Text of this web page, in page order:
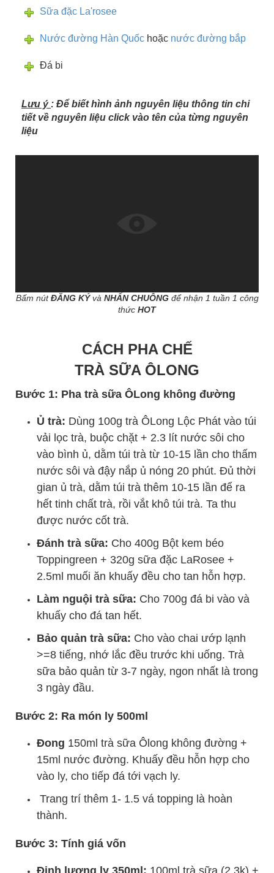
Sữa đặc La'rosee
Nước đường Hàn Quốc hoặc nước đường bắp
Đá bi
Lưu ý : Để biết hình ảnh nguyên liệu thông tin chi
tiết về nguyên liệu click vào tên của từng nguyên
liệu
Bấm nútĐĂNG KÝvà NHẤN CHUÔNG để nhận 1 tuần 1 công
thức HOT
CÁCH PHA CHẾ
TRÀ SỮA ÔLONG
Bước 1: Pha trà sữa ÔLong không đường
Ủ trà: Dùng 100g trà ÔLong Lộc Phát vào túi
vải lọc trà, buộc chặt + 2.3 lít nước sôi cho
vào bình ủ, dằm túi trà từ 10-15 lần cho thấm
nước sôi và đậy nắp ủ nóng 20 phút. Đủ thời
gian ủ trà, dằm túi trà thêm 10-15 lần để ra
hết tinh chất trà, rồi vắt khô túi trà. Ta thu
được nước cốt trà.
Đánh trà sữa: Cho 400g Bột kem béo
Toppingreen + 320g sữa đặc LaRosee +
2.5ml muối ăn khuấy đều cho tan hỗn hợp.
Làm nguội trà sữa: Cho 700g đá bi vào và
khuấy cho đá tan hết.
Bảo quản trà sữa: Cho vào chai ướp lạnh
>=8 tiếng, nhớ lắc đều trước khi uống. Trà
sữa bảo quản từ 3-7 ngày, ngon nhất là trong
3 ngày đầu.
Bước 2: Ra món ly 500ml
Đong 150ml trà sữa Ôlong không đường +
15ml nước đường. Khuấy đều hỗn hợp cho
vào ly, cho tiếp đá tới vạch ly.
Trang trí thêm 1- 1.5 vá topping là hoàn
thành.
Bước 3: Tính giá vốn
Định lượng ly 350ml: 100ml trà sữa (2.3k) +